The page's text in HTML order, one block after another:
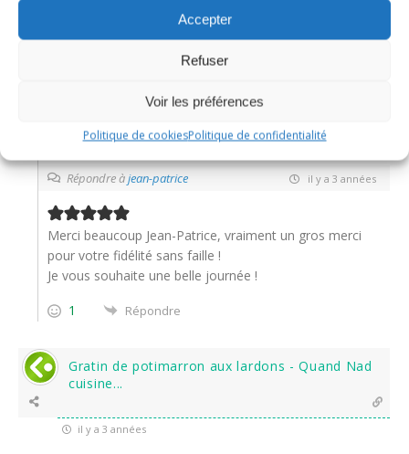
Accepter
Refuser
Voir les préférences
Politique de cookiesPolitique de confidentialité
Quelle idée originale!! Un vrai travail d’artiste.. Bravo Nad.
et merci pour ce partage de recette qui me plait
Répondre
Répondre àjean-patrice il y a 3 années
Merci beaucoup Jean-Patrice, vraiment un gros merci
pour votre fidélité sans faille !
Je vous souhaite une belle journée !
1
Répondre
Gratin de potimarron aux lardons - Quand Nad
cuisine...
il y a 3 années